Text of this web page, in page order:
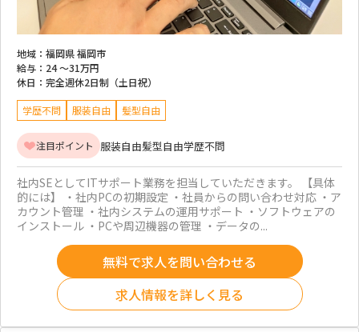
地域： 福岡県 福岡市
給与： 24 ～31万円
休日： 完全週休2日制（土日祝）
学歴不問 服装自由 髪型自由
注目ポイント 服装自由髪型自由学歴不問
社内SEとしてITサポート業務を担当していただきます。 【具体
的には】 ・社内PCの初期設定 ・社員からの問い合わせ対応 ・ア
カウント管理 ・社内システムの運用サポート ・ソフトウェアの
インストール ・PCや周辺機器の管理 ・データの...
無料で求人を問い合わせる
求人情報を詳しく見る